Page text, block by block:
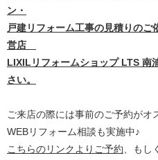
ン・
戸建リフォーム工事の見積りの
営店
LIXILリフォームショップ LTS 南
さい。
ご来店の際には事前のご予約がオ
WEBリフォーム相談も実施中♪
こちらのリンクよりご予約 、も